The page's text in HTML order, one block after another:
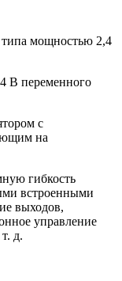
типа мощностью 2,4
В переменного
с
на
гибкость
встроенными
выходов,
управление
д.